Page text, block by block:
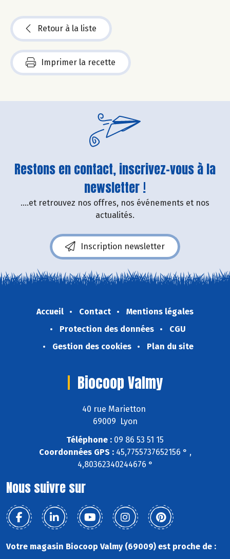
Retour à la liste
Imprimer la recette
Restons en contact, inscrivez-vous à la
newsletter !
....et retrouvez nos offres, nos événements et nos
actualités.
Inscription newsletter
Accueil Contact
Mentions légales
Protection des données
CGU
Gestion des cookies
Plan du site
Biocoop Valmy
40 rue Marietton
69009 Lyon
Téléphone : 09 86 53 51 15
Coordonnées GPS :45,7755737652156 ° ,
4,80362340244676 °
Nous suivre sur
Votre magasin Biocoop Valmy (69009) est proche de :